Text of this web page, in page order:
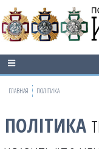
ГЛАВНАЯ ПОЛІТИКА
ПОЛІТИКА